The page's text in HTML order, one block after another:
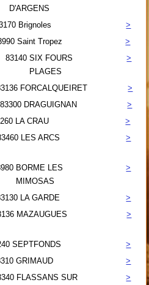
D'ARGENS
Brignoles
>
Saint Tropez
>
83140 SIX FOURS
PLAGES
>
FORCALQUEIRET
>
83300 DRAGUIGNAN
>
LA CRAU
>
LES ARCS >
BORME LES
MIMOSAS
>
LA GARDE
>
MAZAUGUES >
SEPTFONDS
>
GRIMAUD
>
FLASSANS SUR
>